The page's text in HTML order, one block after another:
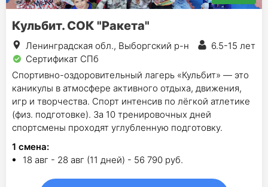
Кульбит. СОК "Ракета"
Ленинградская обл., Выборгский р-н
6.5-15 лет
Сертификат СПб
Спортивно-оздоровительный лагерь «Кульбит» — это
каникулы в атмосфере активного отдыха, движения,
игр и творчества. Спорт интенсив по лёгкой атлетике
(физ. подготовке). За 10 тренировочных дней
спортсмены проходят углубленную подготовку.
1 смена:
18 авг - 28 авг (11 дней) - 56 790 руб.